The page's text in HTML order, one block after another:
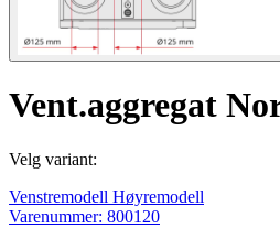
Vent.aggregat
Velg variant:
Venstremodell Høyremodell
Varenummer: 800120